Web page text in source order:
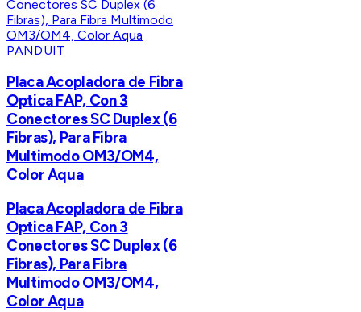
PANDUIT
Placa Acopladora de Fibra
Optica FAP, Con 3
Conectores SC Duplex (6
Fibras), Para Fibra
Multimodo OM3/OM4,
Color Aqua
Placa Acopladora de Fibra
Optica FAP, Con 3
Conectores SC Duplex (6
Fibras), Para Fibra
Multimodo OM3/OM4,
Color Aqua